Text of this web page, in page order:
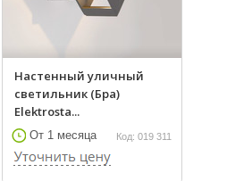
Настенный уличный
светильник (Бра)
Elektrosta...
От 1 месяца Код: 019 311